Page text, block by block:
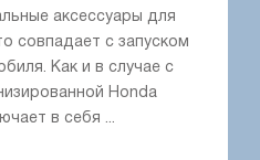
аксессуары для
совпадает с запуском
Как и в случае с
Honda
в себя ...